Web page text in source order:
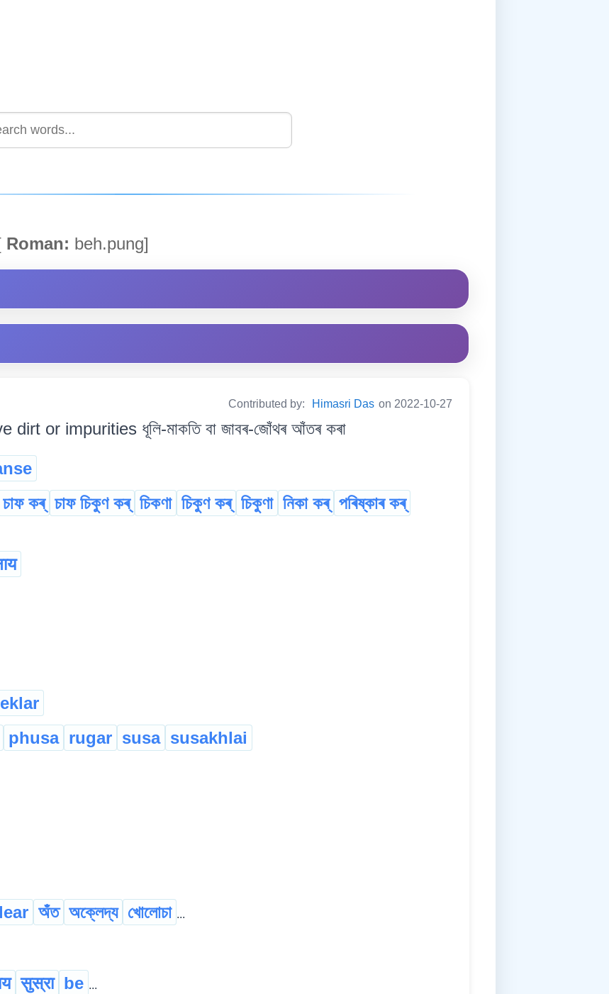
Roman: beh.pung]
Contributed by: Himasri Das on 2022-10-27
dirt or impurities ধূলি-মাকতি বা জাবৰ-জোঁথৰ আঁতৰ কৰা
চাফ কৰ্ চাফ চিকুণ কৰ্ চিকণা চিকুণ কৰ্ চিকুণা নিকা কৰ্ পৰিষ্কাৰ কৰ্
phusa rugar susa susakhlai
অঁত অক্লেদ্য খোলোচা ...
सुस्रा be ...